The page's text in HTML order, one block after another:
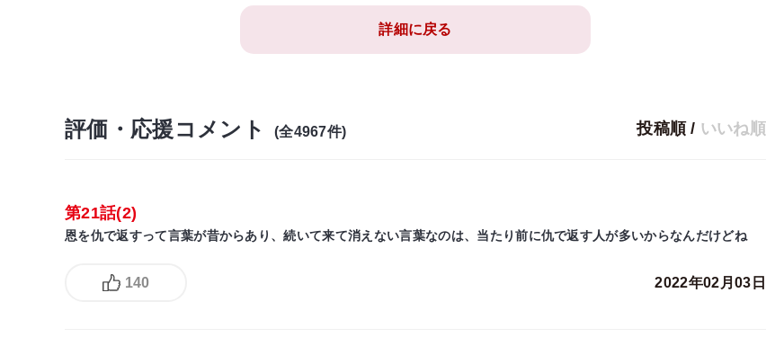
詳細に戻る
評価・応援コメント (全4967件) 投稿順 / いいね順
第21話(2)
恩を仇で返すって言葉が昔からあり、続いて来て消えない言葉なのは、当たり前に仇で返す人が多いからなんだけどね
140 2022年02月03日